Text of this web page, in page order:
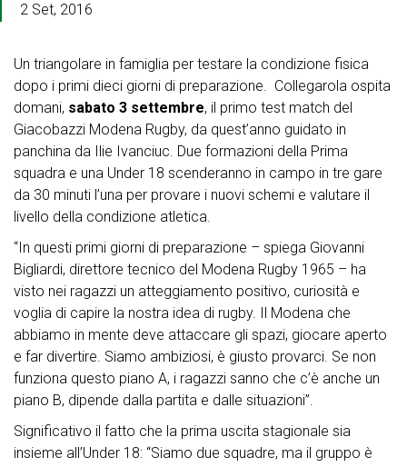
2 Set, 2016
Un triangolare in famiglia per testare la condizione fisica
dopo i primi dieci giorni di preparazione. Collegarola ospita
domani, sabato 3 settembre, il primo test match del
Giacobazzi Modena Rugby, da quest’anno guidato in
panchina da Ilie Ivanciuc. Due formazioni della Prima
squadra e una Under 18 scenderanno in campo in tre gare
da 30 minuti l’una per provare i nuovi schemi e valutare il
livello della condizione atletica.
“In questi primi giorni di preparazione – spiega Giovanni
Bigliardi, direttore tecnico del Modena Rugby 1965 – ha
visto nei ragazzi un atteggiamento positivo, curiosità e
voglia di capire la nostra idea di rugby. Il Modena che
abbiamo in mente deve attaccare gli spazi, giocare aperto
e far divertire. Siamo ambiziosi, è giusto provarci. Se non
funziona questo piano A, i ragazzi sanno che c’è anche un
piano B, dipende dalla partita e dalle situazioni”.
Significativo il fatto che la prima uscita stagionale sia
insieme all’Under 18: “Siamo due squadre, ma il gruppo è